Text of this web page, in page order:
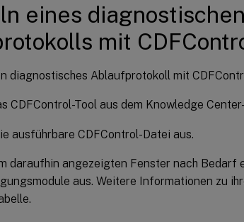
eines diagnostischen
mit
diagnostisches Ablaufprotokoll mit
CDFControl-Tool aus dem Knowledge
ausführbare CDFControl-Datei aus.
daraufhin angezeigten Fenster nach Bedarf
aus. Weitere Informationen zu